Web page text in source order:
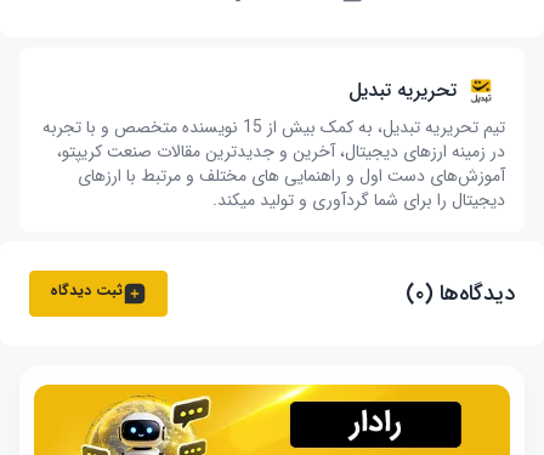
تحریریه تبدیل
تیم تحریریه تبدیل، به کمک بیش از 15 نویسنده متخصص و با تجربه
در زمینه ارزهای دیجیتال، آخرین و جدیدترین مقالات صنعت کریپتو،
آموزش‌های دست اول و راهنمایی های مختلف و مرتبط با ارزهای
دیجیتال را برای شما گردآوری و تولید میکند.
دیدگاه‌ها (۰) ثبت دیدگاه